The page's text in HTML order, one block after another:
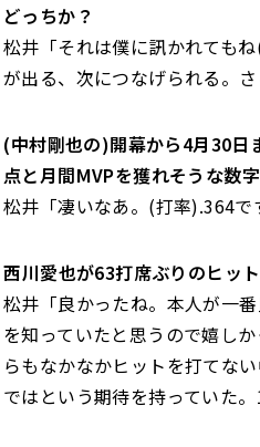
どっちか？
松井「それは僕に訊かれても
が出る、次につなげられる。
――(中村剛也の)開幕から4月30
点と月間MVPを獲れそうな数
松井「凄いなあ。(打率).364
――西川愛也が63打席ぶりのヒ
松井「良かったね。本人が一
を知っていたと思うので嬉し
らもなかなかヒットを打てな
ではという期待を持っていた